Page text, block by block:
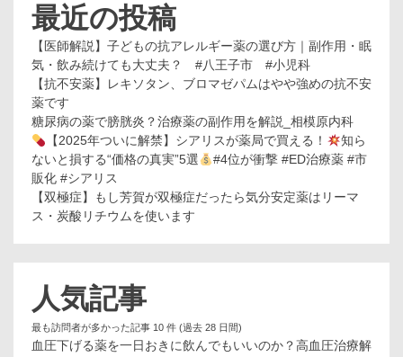
最近の投稿
【医師解説】子どもの抗アレルギー薬の選び方｜副作用・眠
気・飲み続けても大丈夫？ #八王子市 #小児科
【抗不安薬】レキソタン、ブロマゼパムはやや強めの抗不安
薬です
糖尿病の薬で膀胱炎？治療薬の副作用を解説_相模原内科
【2025年ついに解禁】シアリスが薬局で買える！
知ら
ないと損する“価格の真実”5選
#4位が衝撃 #ED治療薬 #市
販化 #シアリス
【双極症】もし芳賀が双極症だったら気分安定薬はリーマ
ス・炭酸リチウムを使います
人気記事
最も訪問者が多かった記事 10 件 (過去 28 日間)
血圧下げる薬を一日おきに飲んでもいいのか？高血圧治療解